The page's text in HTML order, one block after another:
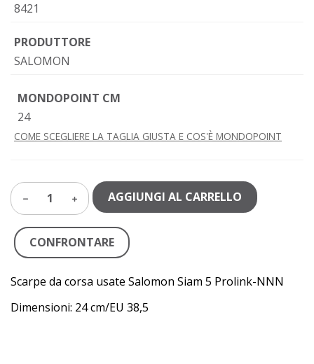
8421
PRODUTTORE
SALOMON
MONDOPOINT CM
24
COME SCEGLIERE LA TAGLIA GIUSTA E COS'È MONDOPOINT
1 AGGIUNGI AL CARRELLO
CONFRONTARE
Scarpe da corsa usate Salomon Siam 5 Prolink-NNN
Dimensioni: 24 cm/EU 38,5